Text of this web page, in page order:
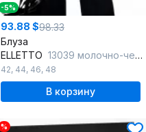
-5%
93.88 $98.33
Блуза
ELLETTO 13039 молочно-черный
42, 44, 46, 48
В корзину
%